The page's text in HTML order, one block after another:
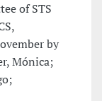
of STS
by
Mónica;